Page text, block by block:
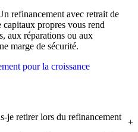
refinancement avec retrait de
propres vous rend
aux réparations ou aux
marge de sécurité.
pour la croissance
je retirer lors du refinancement